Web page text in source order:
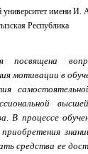
имени И.
Республика
посвящена
мотивации в
В процессе
средства ее